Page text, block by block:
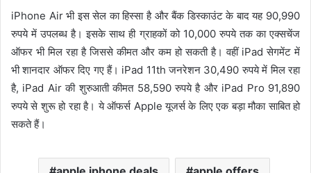
iPhone Air भी इस सेल का हिस्सा है और बैंक डिस्काउंट के बाद यह 90,990
रुपये में उपलब्ध है। इसके साथ ही ग्राहकों को 10,000 रुपये तक का एक्सचेंज
ऑफर भी मिल रहा है जिससे कीमत और कम हो सकती है। वहीं iPad सेगमेंट में
भी शानदार ऑफर दिए गए हैं। iPad 11th जनरेशन 30,490 रुपये में मिल रहा
है, iPad Air की शुरुआती कीमत 58,590 रुपये है और iPad Pro 91,890
रुपये से शुरू हो रहा है। ये ऑफर्स Apple यूजर्स के लिए एक बड़ा मौका साबित हो
सकते हैं।